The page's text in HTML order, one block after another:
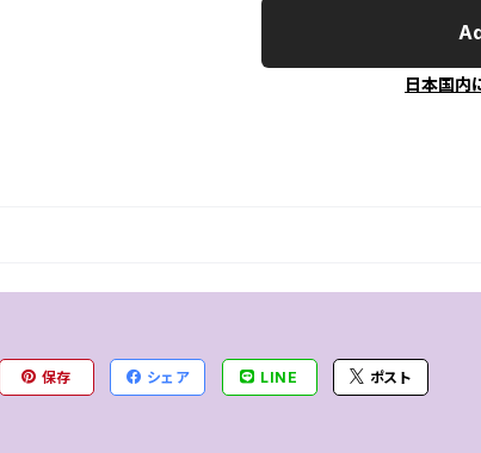
日本国内
保存 シェア LINE ポスト